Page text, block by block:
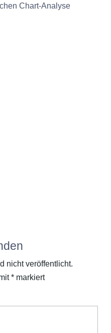
Chart-Analyse
nicht veröffentlicht.
*markiert